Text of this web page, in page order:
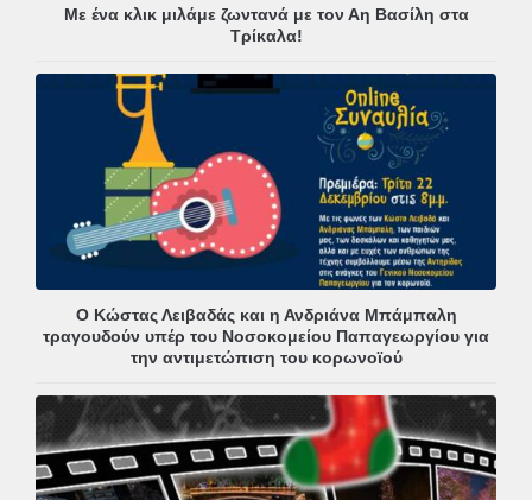
Με ένα κλικ μιλάμε ζωντανά με τον Αη Βασίλη στα
Τρίκαλα!
Ο Κώστας Λειβαδάς και η Ανδριάνα Μπάμπαλη
τραγουδούν υπέρ του Νοσοκομείου Παπαγεωργίου για
την αντιμετώπιση του κορωνοϊού